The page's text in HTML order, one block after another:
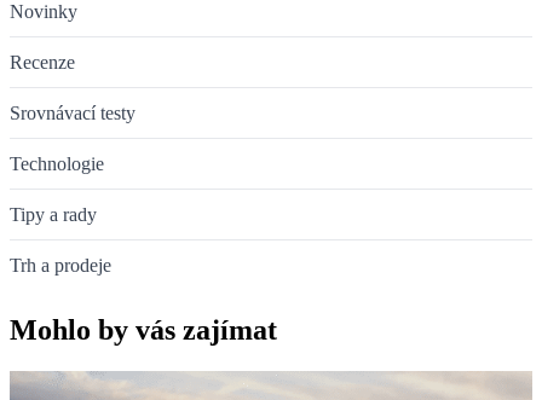
Novinky
Recenze
Srovnávací testy
Technologie
Tipy a rady
Trh a prodeje
Mohlo by vás zajímat